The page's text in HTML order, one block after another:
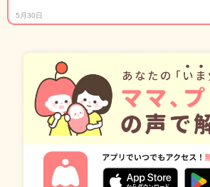
5月30日